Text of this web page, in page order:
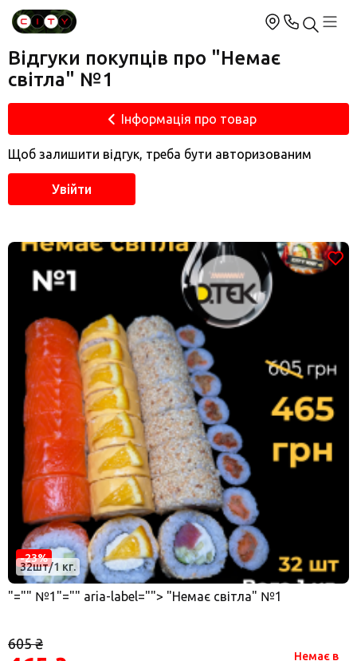
Відгуки покупців про "Немає
світла" №1
Інформація про товар
Щоб залишити відгук, треба бути авторизованим
Увійти
-23%
32шт/1 кг.
"="" №1"="" aria-label=""> "Немає світла" №1
605 ₴
Немає в